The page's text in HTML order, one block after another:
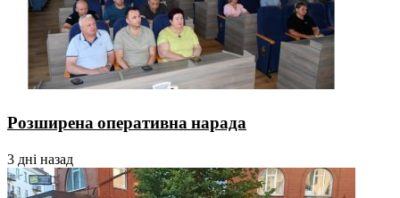
Розширена оперативна нарада
3 дні назад